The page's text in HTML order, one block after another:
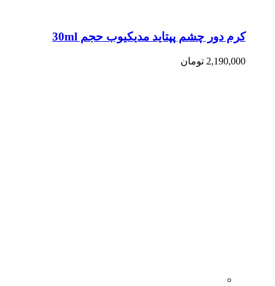
کرم دور چشم پپتاید مدیکیوب حجم 30ml
2,190,000 تومان